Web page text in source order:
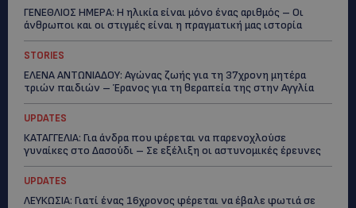
ΓΕΝΕΘΛΙΟΣ ΗΜΕΡΑ: Η ηλικία είναι μόνο ένας αριθμός – Οι
άνθρωποι και οι στιγμές είναι η πραγματική μας ιστορία
STORIES
ΕΛΕΝΑ ΑΝΤΩΝΙΑΔΟΥ: Αγώνας ζωής για τη 37χρονη μητέρα
τριών παιδιών – Έρανος για τη θεραπεία της στην Αγγλία
UPDATES
ΚΑΤΑΓΓΕΛΙΑ: Για άνδρα που φέρεται να παρενοχλούσε
γυναίκες στο Δασούδι – Σε εξέλιξη οι αστυνομικές έρευνες
UPDATES
ΛΕΥΚΩΣΙΑ: Γιατί ένας 16χρονος φέρεται να έβαλε φωτιά σε